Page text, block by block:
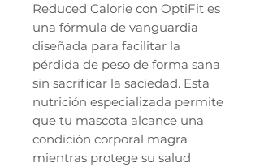
Reduced Calorie con OptiFit es
una fórmula de vanguardia
diseñada para facilitar la
pérdida de peso de forma sana
sin sacrificar la saciedad. Esta
nutrición especializada permite
que tu mascota alcance una
condición corporal magra
mientras protege su salud